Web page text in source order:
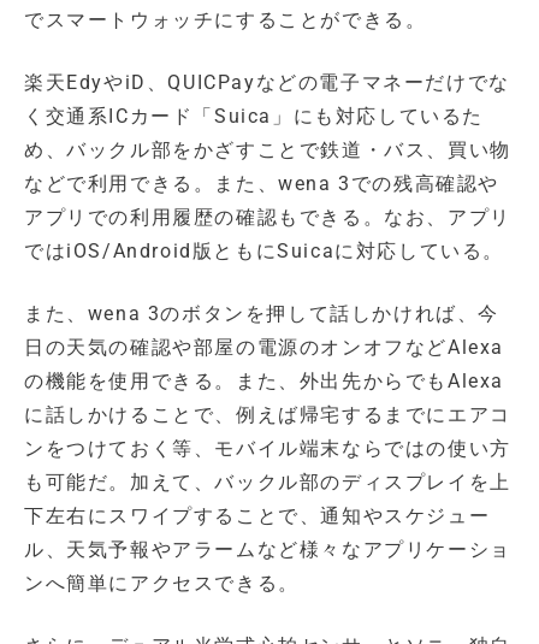
でスマートウォッチにすることができる。
楽天EdyやiD、QUICPayなどの電子マネーだけでな
く交通系ICカード「Suica」にも対応しているた
め、バックル部をかざすことで鉄道・バス、買い物
などで利用できる。また、wena 3での残高確認や
アプリでの利用履歴の確認もできる。なお、アプリ
ではiOS/Android版ともにSuicaに対応している。
また、wena 3のボタンを押して話しかければ、今
日の天気の確認や部屋の電源のオンオフなどAlexa
の機能を使用できる。また、外出先からでもAlexa
に話しかけることで、例えば帰宅するまでにエアコ
ンをつけておく等、モバイル端末ならではの使い方
も可能だ。加えて、バックル部のディスプレイを上
下左右にスワイプすることで、通知やスケジュー
ル、天気予報やアラームなど様々なアプリケーショ
ンへ簡単にアクセスできる。